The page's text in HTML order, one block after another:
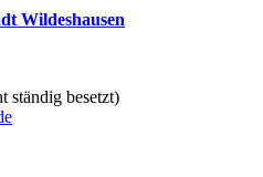
Wildeshausen
ständig besetzt)